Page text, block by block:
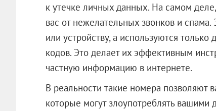
к утечке личных данных. На самом
вас от нежелательных звонков и
или устройству, а используются
кодов. Это делает их эффективным
частную информацию в интернете.
В реальности такие номера позволяют
которые могут злоупотреблять